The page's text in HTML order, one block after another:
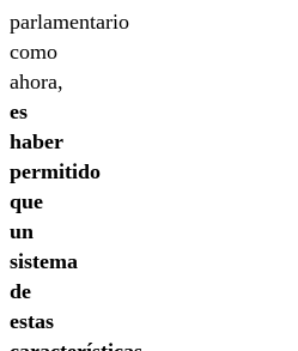
parlamentario
como
ahora,
es
haber
permitido
que
un
sistema
de
estas